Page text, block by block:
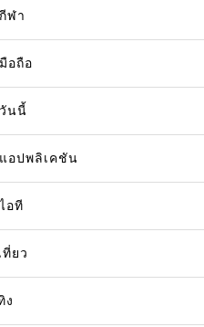
ฬา
อถือ
นนี้
อปพลิเคชัน
อที
ที่ยว
ง